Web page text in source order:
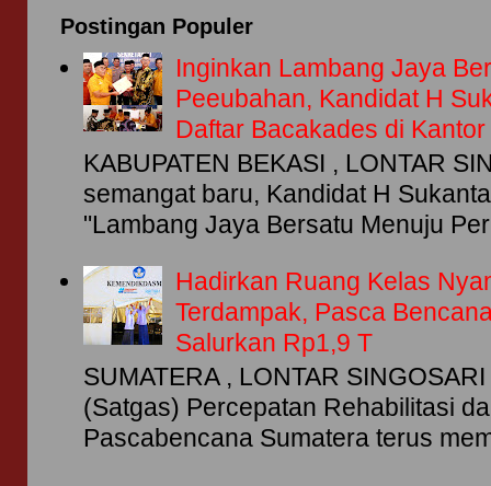
Postingan Populer
Inginkan Lambang Jaya
Peeubahan, Kandidat H
Daftar Bacakades di
KABUPATEN BEKASI , LONTAR
semangat baru, Kandidat H
"Lambang Jaya Bersatu Menuju
Hadirkan Ruang Kelas
Terdampak, Pasca
Salurkan Rp1,9 T
SUMATERA , LONTAR
(Satgas) Percepatan Rehabilitasi
Pascabencana Sumatera terus